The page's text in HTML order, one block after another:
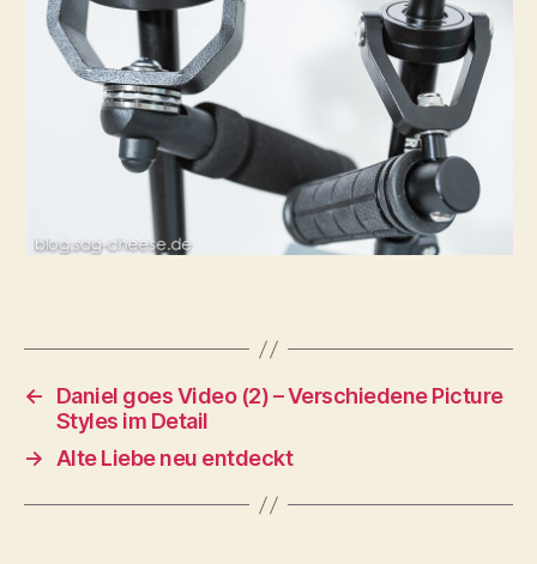
←
Daniel goes Video (2) – Verschiedene Picture
Styles im Detail
→
Alte Liebe neu entdeckt